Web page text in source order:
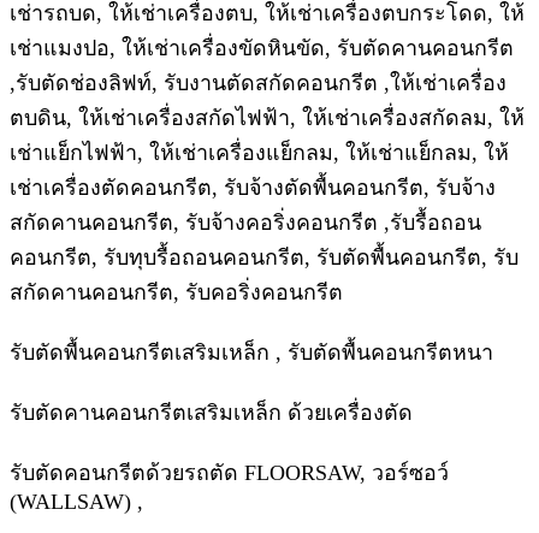
เช่ารถบด, ให้เช่าเครื่องตบ, ให้เช่าเครื่องตบกระโดด, ให้
เช่าแมงปอ, ให้เช่าเครื่องขัดหินขัด, รับตัดคานคอนกรีต
,รับตัดช่องลิฟท์, รับงานตัดสกัดคอนกรีต ,ให้เช่าเครื่อง
ตบดิน, ให้เช่าเครื่องสกัดไฟฟ้า, ให้เช่าเครื่องสกัดลม, ให้
เช่าแย็กไฟฟ้า, ให้เช่าเครื่องแย็กลม, ให้เช่าแย็กลม, ให้
เช่าเครื่องตัดคอนกรีต, รับจ้างตัดพื้นคอนกรีต, รับจ้าง
สกัดคานคอนกรีต, รับจ้างคอริ่งคอนกรีต ,รับรื้อถอน
คอนกรีต, รับทุบรื้อถอนคอนกรีต, รับตัดพื้นคอนกรีต, รับ
สกัดคานคอนกรีต, รับคอริ่งคอนกรีต
รับตัดพื้นคอนกรีตเสริมเหล็ก , รับตัดพื้นคอนกรีตหนา
รับตัดคานคอนกรีตเสริมเหล็ก ด้วยเครื่องตัด
รับตัดคอนกรีตด้วยรถตัด FLOORSAW, วอร์ซอว์
(WALLSAW) ,